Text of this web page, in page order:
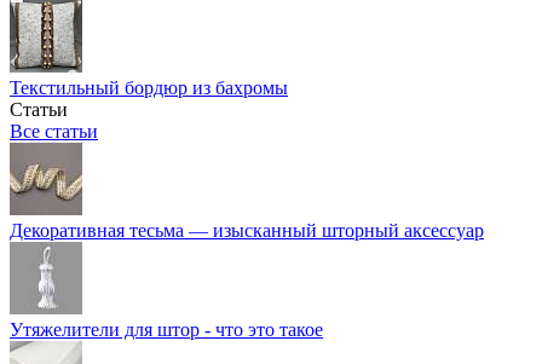
Текстильный бордюр из бахромы
Статьи
Все статьи
Декоративная тесьма — изысканный шторный аксессуар
Утяжелители для штор - что это такое